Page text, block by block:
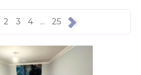
2 3 4 ... 25